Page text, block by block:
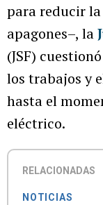
para reducir
apagones–, la
(JSF)
los trabajos y
hasta el
eléctrico.
RELACIONADAS
NOTICIAS